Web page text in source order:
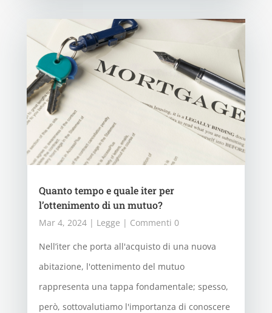
Quanto tempo e quale iter per
l’ottenimento di un mutuo?
Mar 4, 2024| Legge | Commenti 0
Nell’iter che porta all'acquisto di una nuova
abitazione, l'ottenimento del mutuo
rappresenta una tappa fondamentale; spesso,
però, sottovalutiamo l'importanza di conoscere